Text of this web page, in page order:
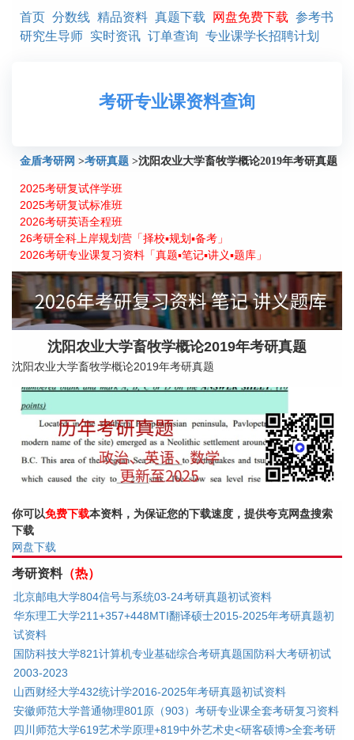
首页 分数线 精品资料 真题下载 网盘免费下载 参考书
研究生导师 实时资讯 订单查询 专业课学长招聘计划
考研专业课资料查询
金盾考研网 >考研真题 >沈阳农业大学畜牧学概论2019年考研真题
2025考研复试伴学班
2025考研复试标准班
2026考研英语全程班
26考研全科上岸规划营「择校▪规划▪备考」
2026考研专业课复习资料「真题▪笔记▪讲义▪题库」
沈阳农业大学畜牧学概论2019年考研真题
沈阳农业大学畜牧学概论2019年考研真题
你可以免费下载本资料，为保证您的下载速度，提供夸克网盘搜索
下载
网盘下载
考研资料（热）
北京邮电大学804信号与系统03-24考研真题初试资料
华东理工大学211+357+448MTI翻译硕士2015-2025年考研真题初
试资料
国防科技大学821计算机专业基础综合考研真题国防科大考研初试
2003-2023
山西财经大学432统计学2016-2025年考研真题初试资料
安徽师范大学普通物理801原（903）考研专业课全套考研复习资料
四川师范大学619艺术学原理+819中外艺术史<研客硕博>全套考研